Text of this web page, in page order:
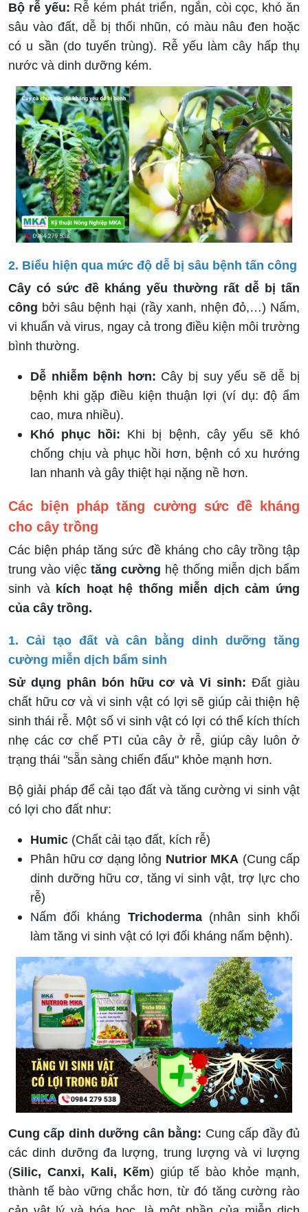
Bộ rễ yếu: Rễ kém phát triển, ngắn, còi cọc, khó ăn
sâu vào đất, dễ bị thối nhũn, có màu nâu đen hoặc
có u sần (do tuyến trùng). Rễ yếu làm cây hấp thụ
nước và dinh dưỡng kém.
2. Biểu hiện qua mức độ dễ bị sâu bệnh tấn công
Cây có sức đề kháng yếu thường rất dễ bị tấn
công bởi sâu bệnh hại (rầy xanh, nhện đỏ,…) Nấm,
vi khuẩn và virus, ngay cả trong điều kiện môi trường
bình thường.
Dễ nhiễm bệnh hơn: Cây bị suy yếu sẽ dễ bị
bệnh khi gặp điều kiện thuận lợi (ví dụ: độ ẩm
cao, mưa nhiều).
Khó phục hồi: Khi bị bệnh, cây yếu sẽ khó
chống chịu và phục hồi hơn, bệnh có xu hướng
lan nhanh và gây thiệt hại nặng nề hơn.
Các biện pháp tăng cường sức đề kháng
cho cây trồng
Các biện pháp tăng sức đề kháng cho cây trồng tập
trung vào việc tăng cường hệ thống miễn dịch bẩm
sinh và kích hoạt hệ thống miễn dịch cảm ứng
của cây trồng.
1. Cải tạo đất và cân bằng dinh dưỡng tăng
cường miễn dịch bẩm sinh
Sử dụng phân bón hữu cơ và Vi sinh: Đất giàu
chất hữu cơ và vi sinh vật có lợi sẽ giúp cải thiện hệ
sinh thái rễ. Một số vi sinh vật có lợi có thể kích thích
nhẹ các cơ chế PTI của cây ở rễ, giúp cây luôn ở
trạng thái "sẵn sàng chiến đấu" khỏe mạnh hơn.
Bộ giải pháp để cải tạo đất và tăng cường vi sinh vật
có lợi cho đất như:
Humic (Chất cải tạo đất, kích rễ)
Phân hữu cơ dạng lỏng Nutrior MKA (Cung cấp
dinh dưỡng hữu cơ, tăng vi sinh vật, trợ lực cho
rễ)
Nấm đối kháng Trichoderma(nhân sinh khối
làm tăng vi sinh vật có lợi đối kháng nấm bệnh).
Cung cấp dinh dưỡng cân bằng: Cung cấp đầy đủ
các dinh dưỡng đa lượng, trung lượng và vi lượng
(Silic, Canxi, Kali, Kẽm) giúp tế bào khỏe mạnh,
thành tế bào vững chắc hơn, từ đó tăng cường rào